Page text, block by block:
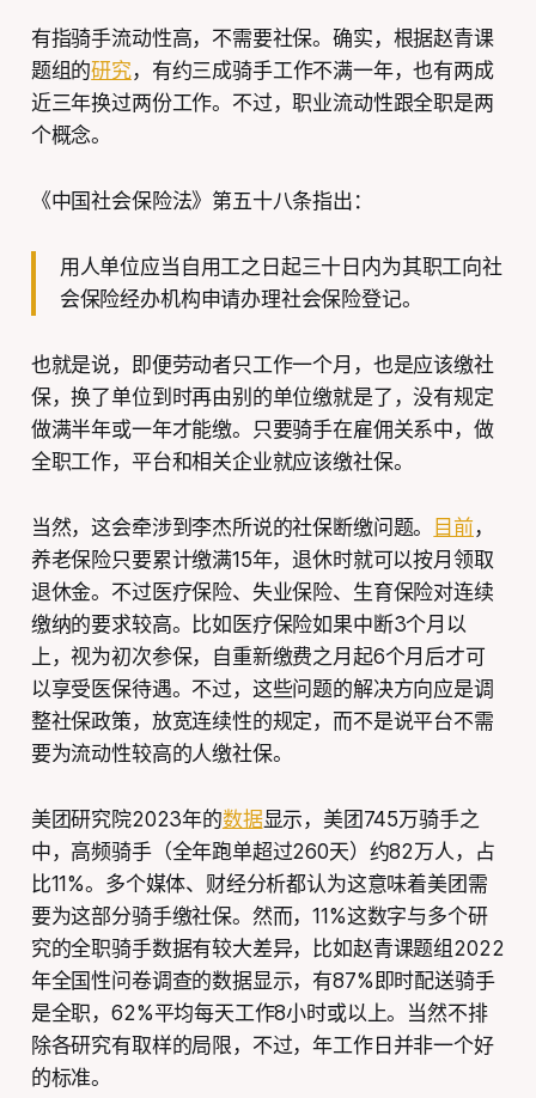
有指骑手流动性高，不需要社保。确实，根据赵青课
题组的研究，有约三成骑手工作不满一年，也有两成
近三年换过两份工作。不过，职业流动性跟全职是两
个概念。
《中国社会保险法》第五十八条指出：
用人单位应当自用工之日起三十日内为其职工向社
会保险经办机构申请办理社会保险登记。
也就是说，即便劳动者只工作一个月，也是应该缴社
保，换了单位到时再由别的单位缴就是了，没有规定
做满半年或一年才能缴。只要骑手在雇佣关系中，做
全职工作，平台和相关企业就应该缴社保。
当然，这会牵涉到李杰所说的社保断缴问题。 目前 ，
养老保险只要累计缴满15年，退休时就可以按月领取
退休金。不过医疗保险、失业保险、生育保险对连续
缴纳的要求较高。比如医疗保险如果中断3个月以
上，视为初次参保，自重新缴费之月起6个月后才可
以享受医保待遇。不过，这些问题的解决方向应是调
整社保政策，放宽连续性的规定，而不是说平台不需
要为流动性较高的人缴社保。
美团研究院2023年的数据显示，美团745万骑手之
中，高频骑手（全年跑单超过260天）约82万人，占
比11%。多个媒体、财经分析都认为这意味着美团需
要为这部分骑手缴社保。然而，11%这数字与多个研
究的全职骑手数据有较大差异，比如赵青课题组2022
年全国性问卷调查的数据显示，有87%即时配送骑手
是全职，62%平均每天工作8小时或以上。当然不排
除各研究有取样的局限，不过，年工作日并非一个好
的标准。